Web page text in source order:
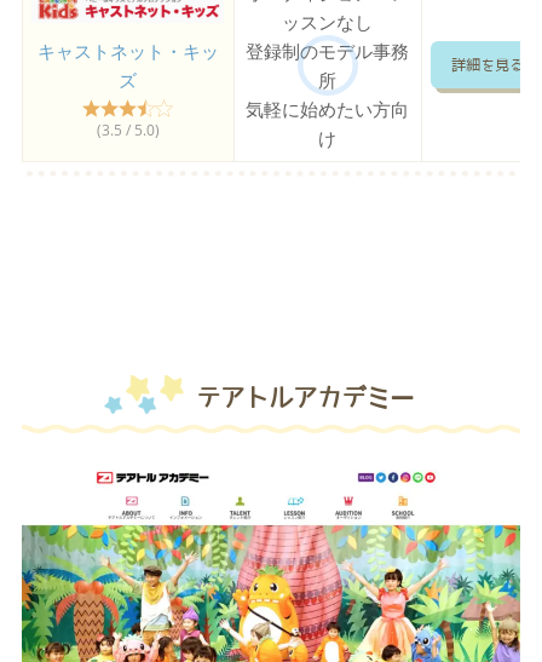
キャストネット・キッ
ズ
(3.5 / 5.0)
ッスンなし
登録制のモデル事務
所
気軽に始めたい方向
け
詳細を見る
テアトルアカデミー